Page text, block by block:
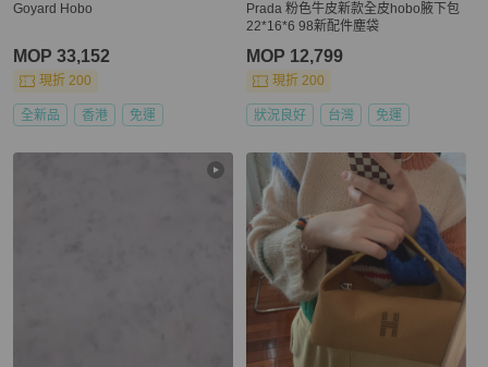
Goyard Hobo
MOP 33,152
現折 200
全新品 香港 免運
Prada 粉色牛皮新款全皮hobo腋下包
22*16*6 98新配件塵袋
MOP 12,799
現折 200
狀況良好 台灣 免運